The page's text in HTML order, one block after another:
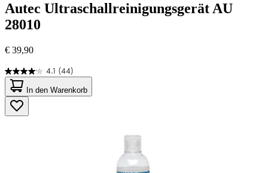
Autec Ultraschallreinigungsgerät AU
28010
€ 39,90
4.1 (44)
4.1
von
5
Sternen.
44
In den Warenkorb